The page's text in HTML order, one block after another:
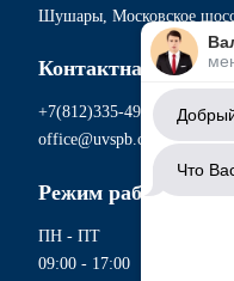
Шушары, Московское
Контактная
+7(812)335-49-56
office@uvspb.com
Режим работы
ПН - ПТ
09:00 - 17:00
Что